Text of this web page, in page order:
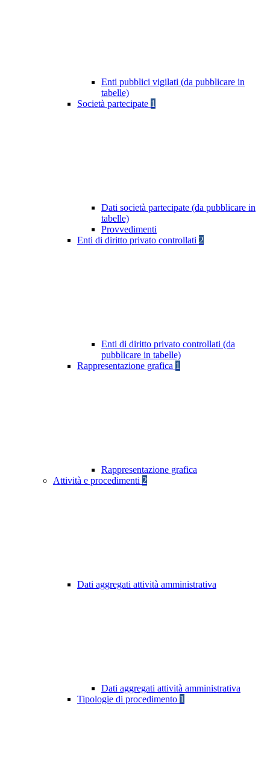
Enti pubblici vigilati (da pubblicare in
tabelle)
Società partecipate 1
Dati società partecipate (da pubblicare in
tabelle)
Provvedimenti
Enti di diritto privato controllati 2
Enti di diritto privato controllati (da
pubblicare in tabelle)
Rappresentazione grafica 1
Rappresentazione grafica
Attività e procedimenti 2
Dati aggregati attività amministrativa
Dati aggregati attività amministrativa
Tipologie di procedimento 1